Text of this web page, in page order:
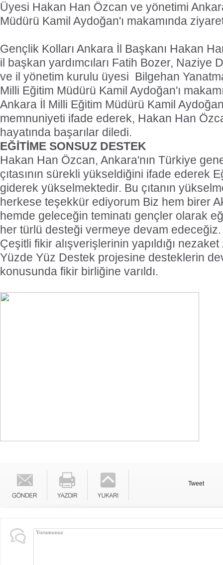
Üyesi Hakan Han Özcan ve yönetimi
Müdürü Kamil Aydoğan'ı makamında
Gençlik Kolları Ankara İl Başkanı Hakan
il başkan yardımcıları Fatih Bozer, Naziye
ve il yönetim kurulu üyesi Bilgehan
Milli Eğitim Müdürü Kamil Aydoğan'ı
Ankara İl Milli Eğitim Müdürü Kamil
memnuniyeti ifade ederek, Hakan Han
hayatında başarılar diledi.
EĞİTİME SONSUZ DESTEK
Hakan Han Özcan, Ankara'nın Türkiye
çıtasının sürekli yükseldiğini ifade ederek
giderek yükselmektedir. Bu çıtanın
herkese teşekkür ediyorum Biz hem birer
hemde geleceğin teminatı gençler olarak
her türlü desteği vermeye devam
Çeşitli fikir alışverişlerinin yapıldığı
Yüzde Yüz Destek projesine desteklerin
konusunda fikir birliğine varıldı.
Tweet